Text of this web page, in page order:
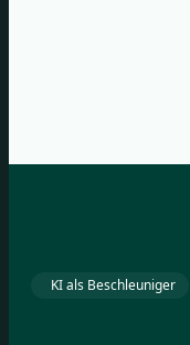
KI als Beschleuniger